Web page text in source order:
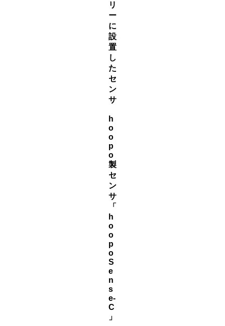
リ
ー
に
設
置
し
た
セ
ン
サ
h
o
o
p
o
製
セ
ン
サ
「
h
o
o
p
o
S
e
n
s
e-
C
」